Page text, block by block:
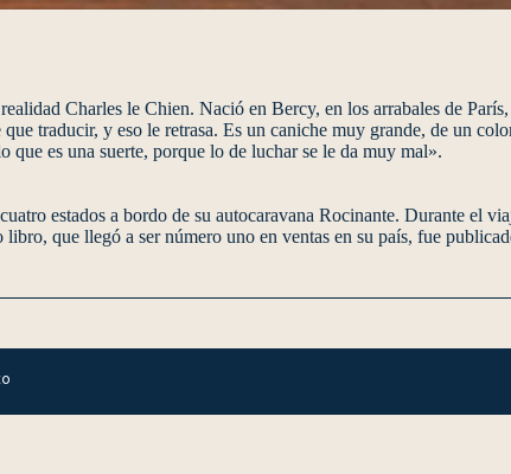
Charles le Chien. Nació en Bercy, en los arrabales de
traducir, y eso le retrasa. Es un caniche muy grande, de un
es una suerte, porque lo de luchar se le da muy mal».
estados a bordo de su autocaravana Rocinante. Durante el
que llegó a ser número uno en ventas en su país, fue